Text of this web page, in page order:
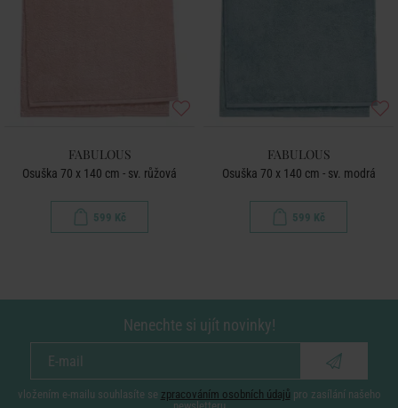
FABULOUS
Osuška 70 x 140 cm - sv. růžová
599 Kč
FABULOUS
Osuška 70 x 140 cm - sv. modrá
599 Kč
Nenechte si ujít novinky!
vložením e-mailu souhlasíte se zpracováním osobních údajů pro zasílání našeho